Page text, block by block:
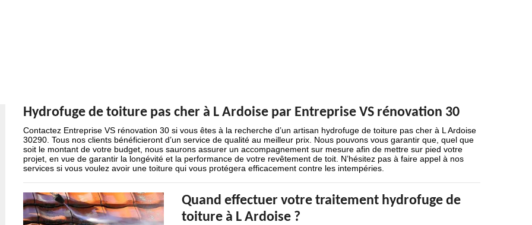
Hydrofuge de toiture pas cher à L Ardoise par Entreprise VS rénovation 30
Contactez Entreprise VS rénovation 30 si vous êtes à la recherche d’un artisan hydrofuge de toiture pas cher à L Ardoise
30290. Tous nos clients bénéficieront d’un service de qualité au meilleur prix. Nous pouvons vous garantir que, quel que
soit le montant de votre budget, nous saurons assurer un accompagnement sur mesure afin de mettre sur pied votre
projet, en vue de garantir la longévité et la performance de votre revêtement de toit. N’hésitez pas à faire appel à nos
services si vous voulez avoir une toiture qui vous protégera efficacement contre les intempéries.
Quand effectuer votre traitement hydrofuge de
toiture à L Ardoise ?